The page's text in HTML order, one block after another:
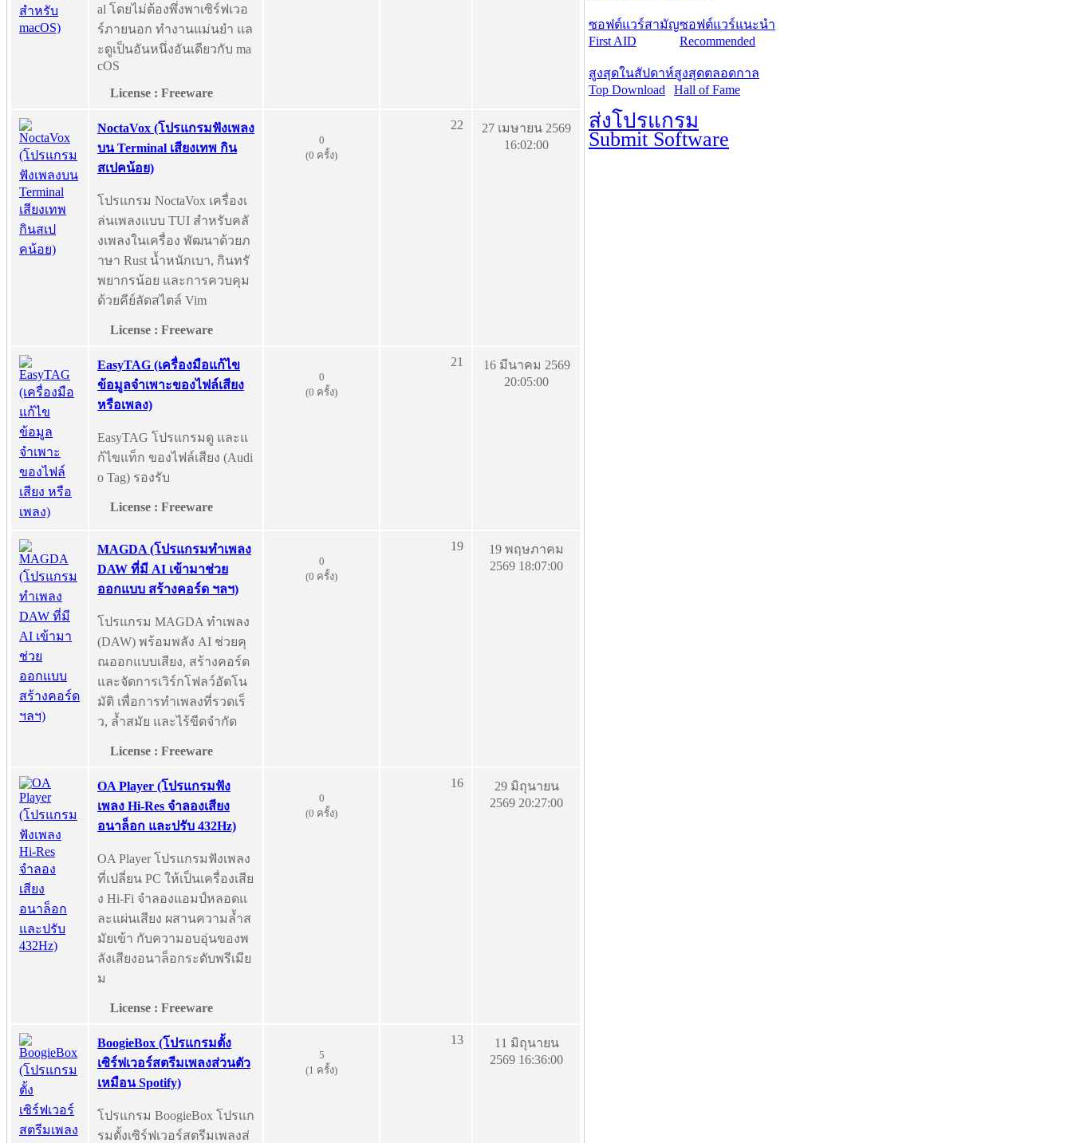
al โดยไม่ต้องพึ่งพาเซิร์ฟเวอ
ร์ภายนอก ทำงานแม่นยำ แล
ะดูเป็นอันหนึ่งอันเดียวกับ ma
cOS
License : Freeware
NoctaVox (โปรแกรมฟังเพลง
บน Terminal เสียงเทพ กิน
สเปคน้อย)
โปรแกรม NoctaVox เครื่องเ
ล่นเพลงแบบ TUI สำหรับคลั
งเพลงในเครื่อง พัฒนาด้วยภ
าษา Rust น้ำหนักเบา, กินทรั
พยากรน้อย และการควบคุม
ด้วยคีย์ลัดสไตล์ Vim
License : Freeware
0
(0 ครั้ง)
22
27 เมษายน 2569
16:02:00
EasyTAG (เครื่องมือแก้ไข
ข้อมูลจำเพาะของไฟล์เสียง
หรือเพลง)
EasyTAG โปรแกรมดู และแ
ก้ไขแท็ก ของไฟล์เสียง (Audi
o Tag) รองรับ
License : Freeware
0
(0 ครั้ง)
21
16 มีนาคม 2569
20:05:00
MAGDA (โปรแกรมทำเพลง
DAW ที่มี AI เข้ามาช่วย
ออกแบบ สร้างคอร์ด ฯลฯ)
โปรแกรม MAGDA ทำเพลง
(DAW) พร้อมพลัง AI ช่วยคุ
ณออกแบบเสียง, สร้างคอร์ด
และจัดการเวิร์กโฟลว์อัตโน
มัติ เพื่อการทำเพลงที่รวดเร็
ว, ล้ำสมัย และไร้ขีดจำกัด
License : Freeware
0
(0 ครั้ง)
19
19 พฤษภาคม
2569 18:07:00
OA Player (โปรแกรมฟัง
เพลง Hi-Res จำลองเสียง
อนาล็อก และปรับ 432Hz)
OA Player โปรแกรมฟังเพลง
ที่เปลี่ยน PC ให้เป็นเครื่องเสีย
ง Hi-Fi จำลองแอมป์หลอดแ
ละแผ่นเสียง ผสานความล้ำส
มัยเข้า กับความอบอุ่นของพ
ลังเสียงอนาล็อกระดับพรีเมีย
ม
License : Freeware
0
(0 ครั้ง)
16
29 มิถุนายน
2569 20:27:00
BoogieBox (โปรแกรมตั้ง
เซิร์ฟเวอร์สตรีมเพลงส่วนตัว
เหมือน Spotify)
โปรแกรม BoogieBox โปรแก
รมตั้งเซิร์ฟเวอร์สตรีมเพลงส่
5
(1 ครั้ง)
13
11 มิถุนายน
2569 16:36:00
ซอฟต์แวร์สามัญ
First AID
ซอฟต์แวร์แนะนำ
Recommended
สูงสุดในสัปดาห์
Top Download
สูงสุดตลอดกาล
Hall of Fame
ส่งโปรแกรม
Submit Software